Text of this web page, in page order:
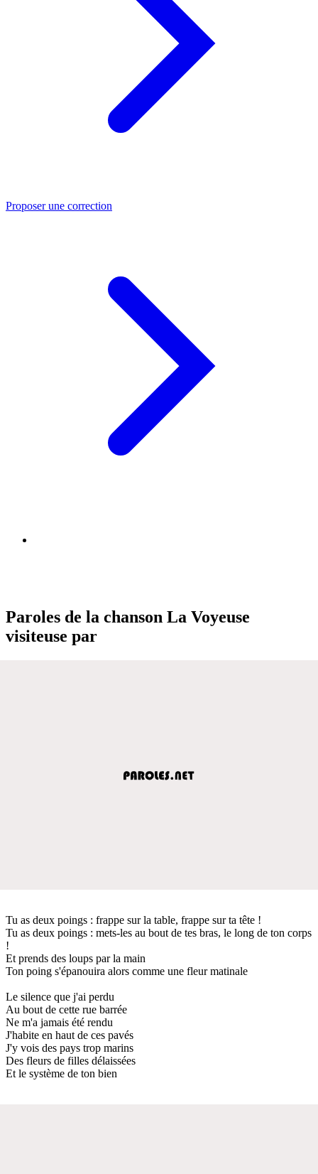
Proposer une correction
Paroles de la chanson La Voyeuse
visiteuse par
Tu as deux poings : frappe sur la table, frappe sur ta tête !
Tu as deux poings : mets-les au bout de tes bras, le long de ton corps
!
Et prends des loups par la main
Ton poing s'épanouira alors comme une fleur matinale
Le silence que j'ai perdu
Au bout de cette rue barrée
Ne m'a jamais été rendu
J'habite en haut de ces pavés
J'y vois des pays trop marins
Des fleurs de filles délaissées
Et le système de ton bien